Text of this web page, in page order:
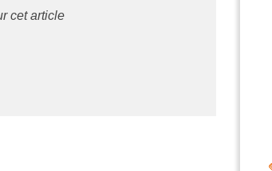
cet article